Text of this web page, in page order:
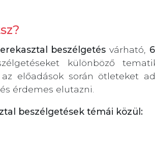
beszélgetés várható,
különböző
előadások során ötleteket
érdemes elutazni.
beszélgetések témái közül: